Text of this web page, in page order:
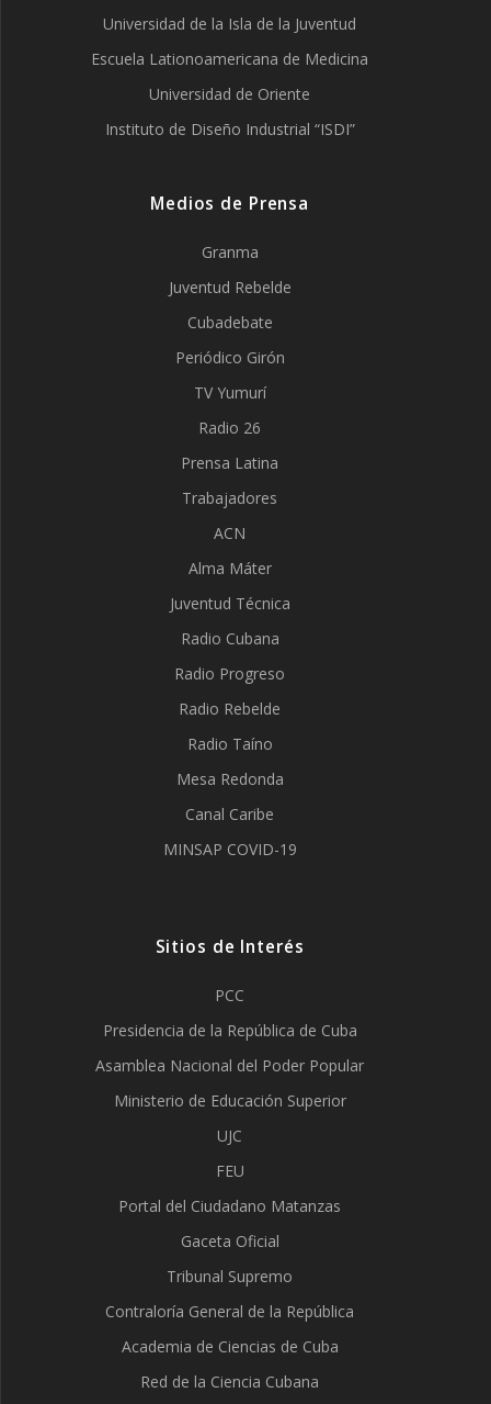
Universidad de la Isla de la Juventud
Escuela Lationoamericana de Medicina
Universidad de Oriente
Instituto de Diseño Industrial “ISDI”
Medios de Prensa
Granma
Juventud Rebelde
Cubadebate
Periódico Girón
TV Yumurí
Radio 26
Prensa Latina
Trabajadores
ACN
Alma Máter
Juventud Técnica
Radio Cubana
Radio Progreso
Radio Rebelde
Radio Taíno
Mesa Redonda
Canal Caribe
MINSAP COVID-19
Sitios de Interés
PCC
Presidencia de la República de Cuba
Asamblea Nacional del Poder Popular
Ministerio de Educación Superior
UJC
FEU
Portal del Ciudadano Matanzas
Gaceta Oficial
Tribunal Supremo
Contraloría General de la República
Academia de Ciencias de Cuba
Red de la Ciencia Cubana